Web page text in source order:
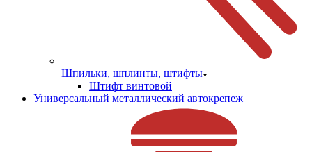
Шпильки, шплинты, штифты
Штифт винтовой
Универсальный металлический автокрепеж